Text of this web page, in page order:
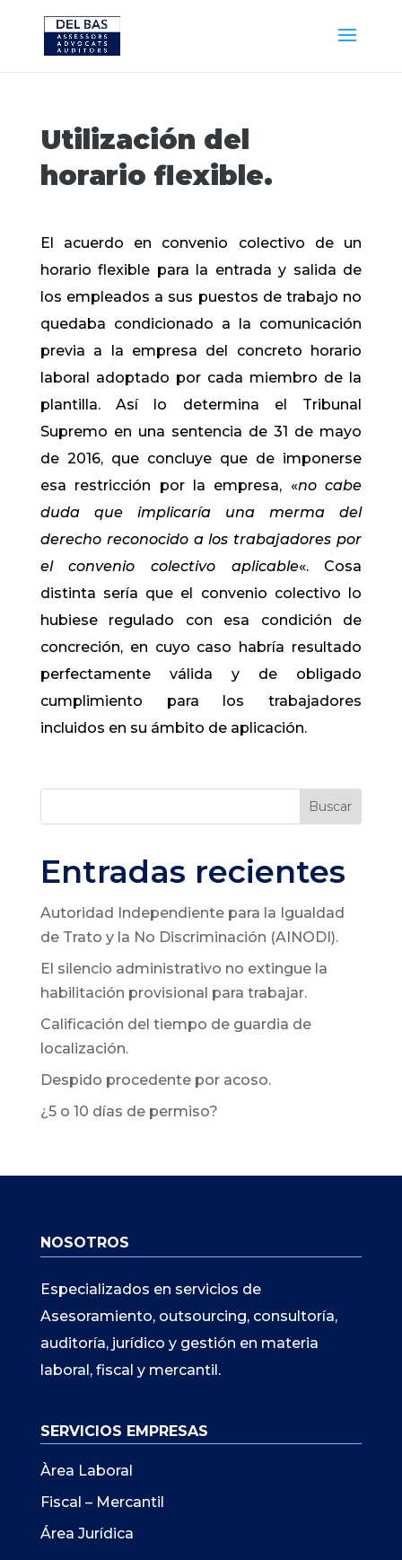
Utilización del
horario flexible.
El acuerdo en convenio colectivo de un
horario flexible para la entrada y salida de
los empleados a sus puestos de trabajo no
quedaba condicionado a la comunicación
previa a la empresa del concreto horario
laboral adoptado por cada miembro de la
plantilla. Así lo determina el Tribunal
Supremo en una sentencia de 31 de mayo
de 2016, que concluye que de imponerse
esa restricción por la empresa, «no cabe
duda que implicaría una merma del
derecho reconocido a los trabajadores por
el convenio colectivo aplicable«. Cosa
distinta sería que el convenio colectivo lo
hubiese regulado con esa condición de
concreción, en cuyo caso habría resultado
perfectamente válida y de obligado
cumplimiento para los trabajadores
incluidos en su ámbito de aplicación.
Buscar
Entradas recientes
Autoridad Independiente para la Igualdad
de Trato y la No Discriminación (AINODI).
El silencio administrativo no extingue la
habilitación provisional para trabajar.
Calificación del tiempo de guardia de
localización.
Despido procedente por acoso.
¿5 o 10 días de permiso?
NOSOTROS
Especializados en servicios de
Asesoramiento, outsourcing, consultoría,
auditoría, jurídico y gestión en materia
laboral, fiscal y mercantil.
SERVICIOS EMPRESAS
Àrea Laboral
Fiscal – Mercantil
Área Jurídica